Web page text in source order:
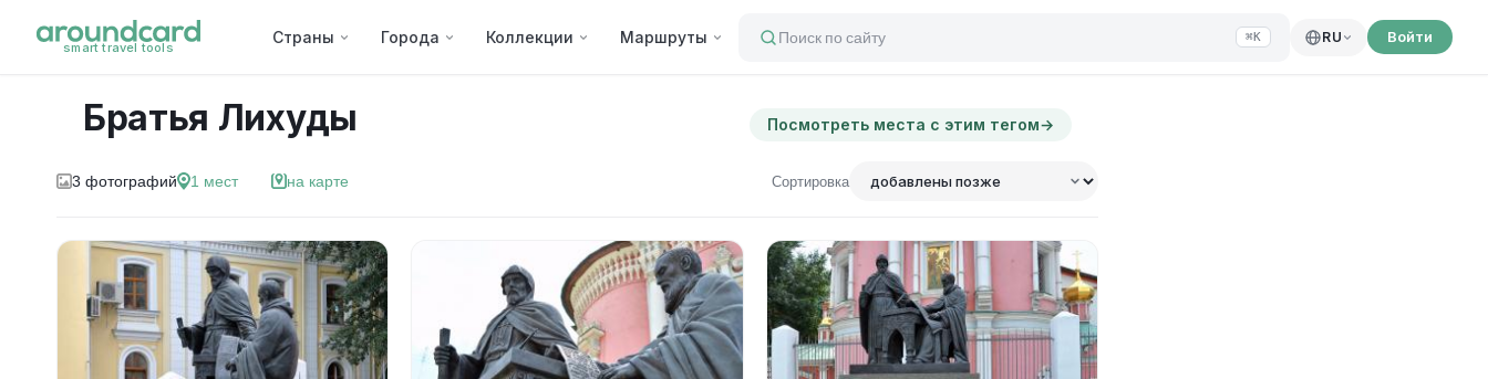
smart travel tools
Страны Города Коллекции Маршруты Поиск по сайту ⌘K RU Войти
Братья Лихуды Посмотреть места с этим тегом→
3 фотографий 1 мест на карте Сортировка